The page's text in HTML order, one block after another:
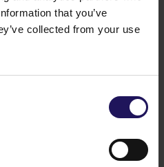
that you’ve
collected from your use
i Rady oraz dyrektywy
125/WE i 2004/72/WE